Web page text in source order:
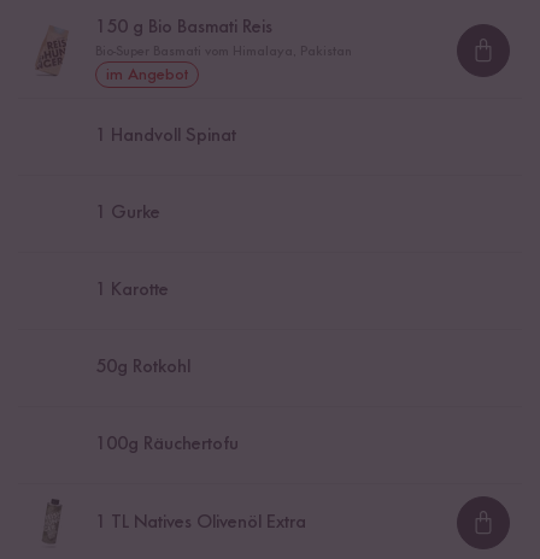
150 g Bio Basmati Reis
im Angebot
1 Handvoll Spinat
1 Gurke
1 Karotte
50g Rotkohl
100g Räuchertofu
TL Natives Olivenöl Extra